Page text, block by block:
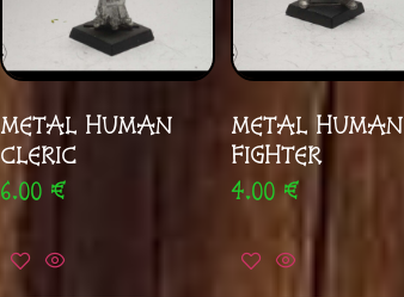
METAL HUMAN
CLERIC
6.00 €
METAL HUMAN
FIGHTER
4.00€